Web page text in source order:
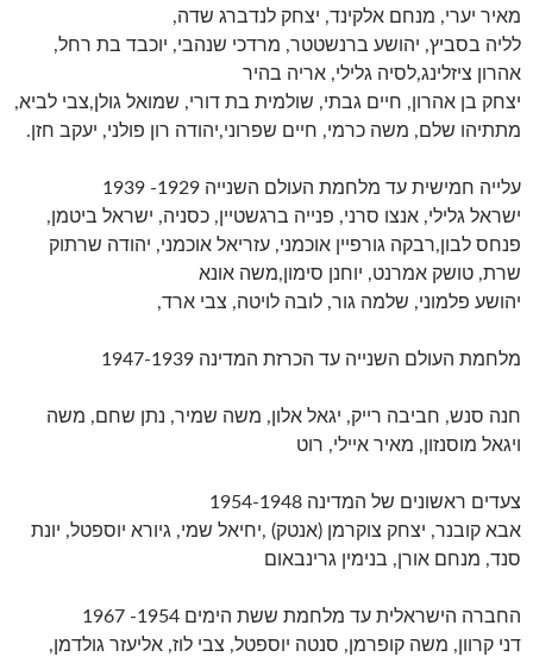
מאיר יערי, מנחם אלקינד, יצחק לנדברג שדה,
לליה בסביץ, יהושע ברנשטטר, מרדכי שנהבי, יוכבד בת רחל,
אהרון ציזלינג,לסיה גלילי, אריה בהיר
יצחק בן אהרון, חיים גבתי, שולמית בת דורי, שמואל גולן,צבי לביא,
מתתיהו שלם, משה כרמי, חיים שפרוני,יהודה רון פולני, יעקב חזן.
עלייה חמישית עד מלחמת העולם השנייה 1929- 1939
ישראל גלילי, אנצו סרני, פנייה ברגשטיין, כסניה, ישראל ביטמן,
פנחס לבון,רבקה גורפיין אוכמני, עזריאל אוכמני, יהודה שרתוק
שרת, טושק אמרנט, יוחנן סימון,משה אונא
יהושע פלמוני, שלמה גור, לובה לויטה, צבי ארד,
מלחמת העולם השנייה עד הכרזת המדינה 1947-1939
חנה סנש, חביבה רייק, יגאל אלון, משה שמיר, נתן שחם, משה
ויגאל מוסנזון, מאיר איילי, רוט
צעדים ראשונים של המדינה 1954-1948
אבא קובנר, יצחק צוקרמן (אנטק) ,יחיאל שמי, גיורא יוספטל, יונת
סנד, מנחם אורן, בנימין גרינבאום
החברה הישראלית עד מלחמת ששת הימים 1954- 1967
דני קרוון, משה קופרמן, סנטה יוספטל, צבי לוז, אליעזר גולדמן,